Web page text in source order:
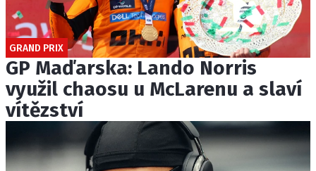
GRAND PRIX
GP Maďarska: Lando Norris
využil chaosu u McLarenu a slaví
vítězství